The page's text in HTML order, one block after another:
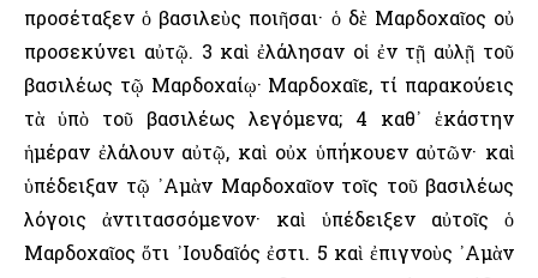
προσέταξεν ὁ βασιλεὺς ποιῆσαι· ὁ δὲ Μαρδοχαῖος οὐ
προσεκύνει αὐτῷ. 3 καὶ ἐλάλησαν οἱ ἐν τῇ αὐλῇ τοῦ
βασιλέως τῷ Μαρδοχαίῳ· Μαρδοχαῖε, τί παρακούεις
τὰ ὑπὸ τοῦ βασιλέως λεγόμενα; 4 καθ᾿ ἑκάστην
ἡμέραν ἐλάλουν αὐτῷ, καὶ οὐχ ὑπήκουεν αὐτῶν· καὶ
ὑπέδειξαν τῷ ᾿Αμὰν Μαρδοχαῖον τοῖς τοῦ βασιλέως
λόγοις ἀντιτασσόμενον· καὶ ὑπέδειξεν αὐτοῖς ὁ
Μαρδοχαῖος ὅτι ᾿Ιουδαῖός ἐστι. 5 καὶ ἐπιγνοὺς ᾿Αμὰν